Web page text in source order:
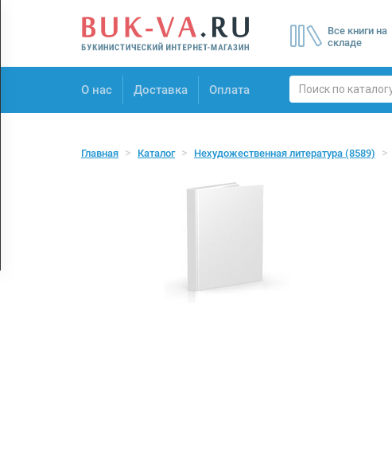
Все книги на
складе
О нас Доставка Оплата
О нас
Главная Каталог Нехудожественная литература (8589)